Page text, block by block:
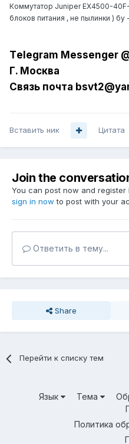
Коммутатор Juniper EX4500-
блоков питания , не пылинки ) бу
Tеlеgrаm Messеngеr
Г. Москва
Связь почта
Вставить ник Цитата
Join the
You can post now and
sign in now to post with your
Ответить в тему...
Share
Перейти к списку тем
Язык Тема
Политика